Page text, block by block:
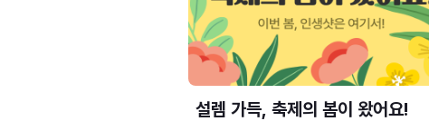
설렘 가득, 축제의 봄이 왔어요!